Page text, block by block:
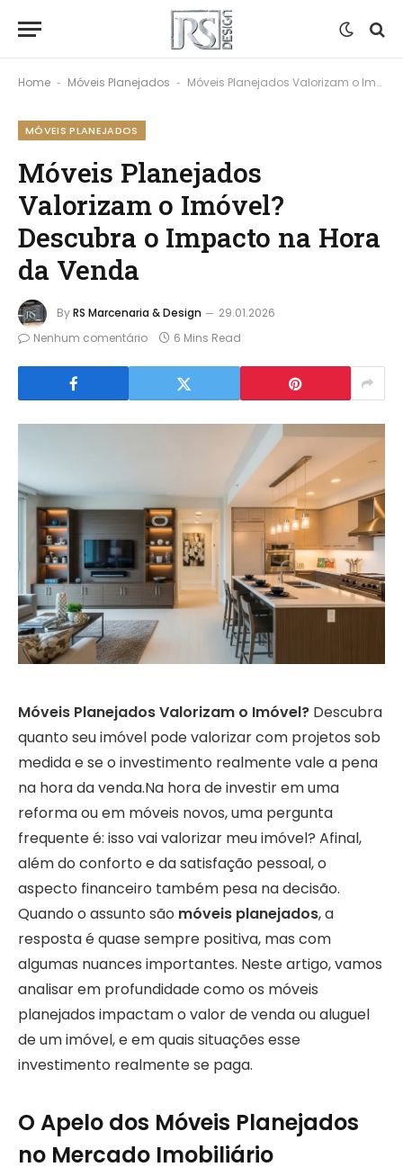
Home - Móveis Planejados - Móveis Planejados Valorizam o Imóvel? Descubra o Impacto na Hora da Venda
MÓVEIS PLANEJADOS
Móveis Planejados
Valorizam o Imóvel?
Descubra o Impacto na Hora
da Venda
ByRS Marcenaria & Design
29.01.2026
Nenhum comentário
6 Mins Read
Móveis Planejados Valorizam o Imóvel? Descubra
quanto seu imóvel pode valorizar com projetos sob
medida e se o investimento realmente vale a pena
na hora da venda.Na hora de investir em uma
reforma ou em móveis novos, uma pergunta
frequente é: isso vai valorizar meu imóvel? Afinal,
além do conforto e da satisfação pessoal, o
aspecto financeiro também pesa na decisão.
Quando o assunto são móveis planejados, a
resposta é quase sempre positiva, mas com
algumas nuances importantes. Neste artigo, vamos
analisar em profundidade como os móveis
planejados impactam o valor de venda ou aluguel
de um imóvel, e em quais situações esse
investimento realmente se paga.
O Apelo dos Móveis Planejados
no Mercado Imobiliário